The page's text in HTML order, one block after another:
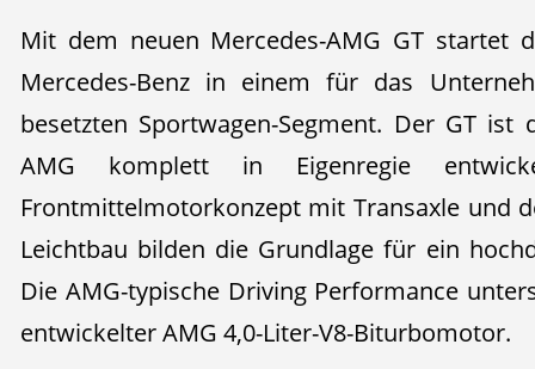
Mit dem neuen Mercedes-AMG GT startet
Mercedes-Benz in einem für das
besetzten Sportwagen-Segment. Der GT ist
AMG komplett in Eigenregie
Frontmittelmotorkonzept mit Transaxle und
Leichtbau bilden die Grundlage für ein
Die AMG-typische Driving Performance
entwickelter AMG 4,0-Liter-V8-Biturbomotor.